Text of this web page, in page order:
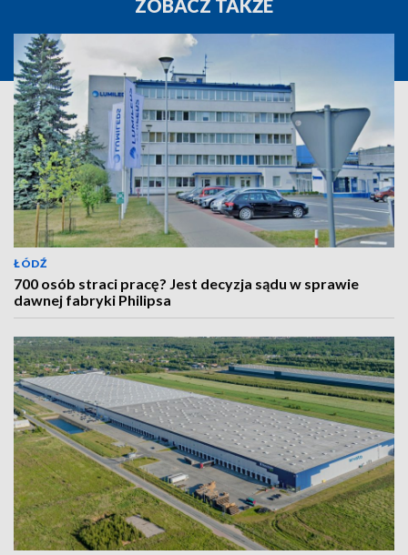
ZOBACZ TAKŻE
ŁÓDŹ
700 osób straci pracę? Jest decyzja sądu w sprawie
dawnej fabryki Philipsa